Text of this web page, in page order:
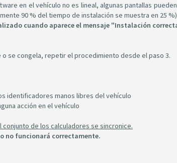
en el vehículo no es lineal, algunas pantallas
90 % del tiempo de instalación se muestra en 25 %)
cuando aparece el mensaje "Instalación
se congela, repetir el procedimiento desde el paso 3.
identificadores manos libres del vehículo
acción en el vehículo
de los calculadores se sincronice.
no funcionará correctamente.